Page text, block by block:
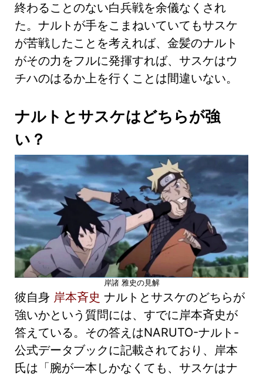
終わることのない白兵戦を余儀なくされ
た。ナルトが手をこまねいていてもサスケ
が苦戦したことを考えれば、金髪のナルト
がその力をフルに発揮すれば、サスケはウ
チハのはるか上を行くことは間違いない。
ナルトとサスケはどちらが強
い？
岸諸 雅史の見解
彼自身 岸本斉史 ナルトとサスケのどちらが
強いかという質問には、すでに岸本斉史が
答えている。その答えはNARUTO-ナルト-
公式データブックに記載されており、岸本
氏は「腕が一本しかなくても、サスケはナ